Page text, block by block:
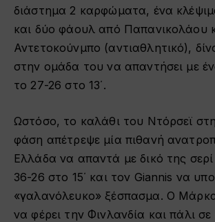
διάστημα 2 καρφώματα, ένα
και δύο φάουλ από Παπανικολάου
Αντετοκούνμπο (αντιαθλητικό),
στην ομάδα του να απαντήσει με
το 27-26 στο 13΄.
Ωστόσο, το καλάθι του Ντόρσεϊ
φάση απέτρεψε μία πιθανή
Ελλάδα να απαντά με δικό της
36-26 στο 15΄ και τον Giannis να
«γαλανόλευκο» ξέσπασμα. Ο
να φέρει την Φινλανδία και πάλι